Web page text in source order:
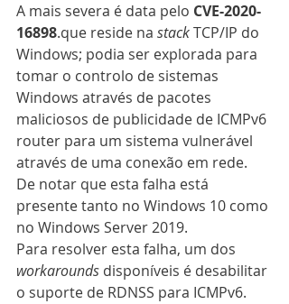
A mais severa é data pelo CVE-2020-
16898.que reside na stack TCP/IP do
Windows; podia ser explorada para
tomar o controlo de sistemas
Windows através de pacotes
maliciosos de publicidade de ICMPv6
router para um sistema vulnerável
através de uma conexão em rede.
De notar que esta falha está
presente tanto no Windows 10 como
no Windows Server 2019.
Para resolver esta falha, um dos
workarounds disponíveis é desabilitar
o suporte de RDNSS para ICMPv6.